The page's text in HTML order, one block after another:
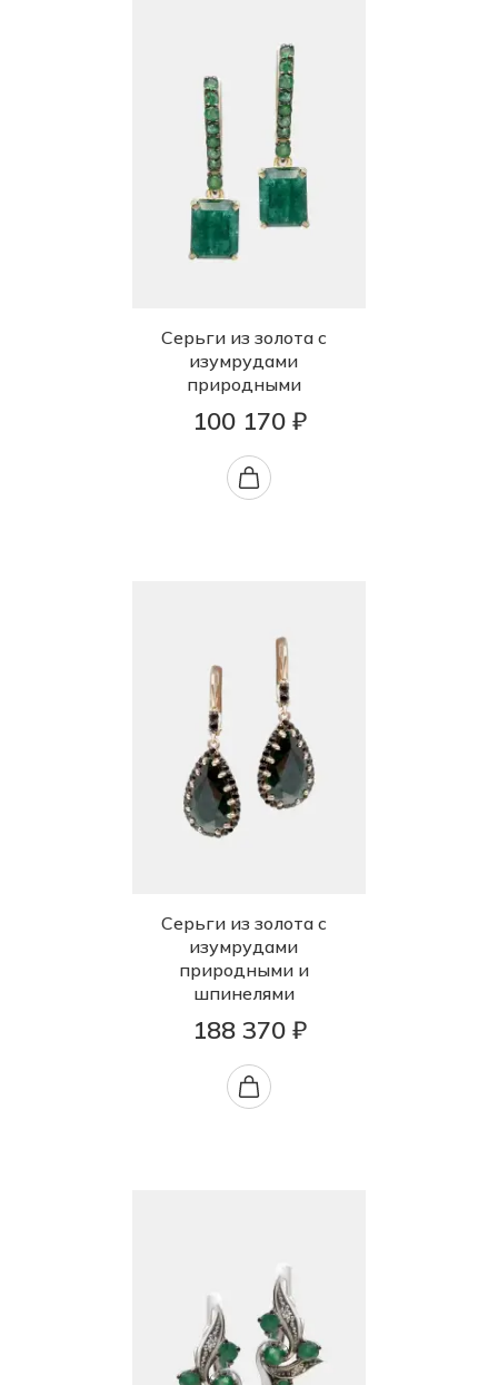
Серьги из золота с
изумрудами
природными
100 170 ₽
Серьги из золота с
изумрудами
природными и
шпинелями
188 370 ₽